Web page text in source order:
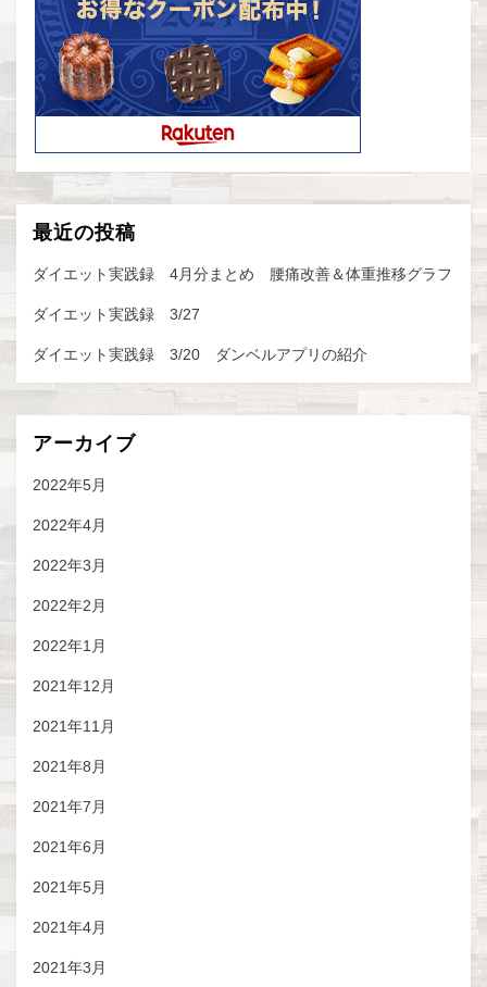
最近の投稿
ダイエット実践録 4月分まとめ 腰痛改善＆体重推移グラフ
ダイエット実践録 3/27
ダイエット実践録 3/20 ダンベルアプリの紹介
アーカイブ
2022年5月
2022年4月
2022年3月
2022年2月
2022年1月
2021年12月
2021年11月
2021年8月
2021年7月
2021年6月
2021年5月
2021年4月
2021年3月